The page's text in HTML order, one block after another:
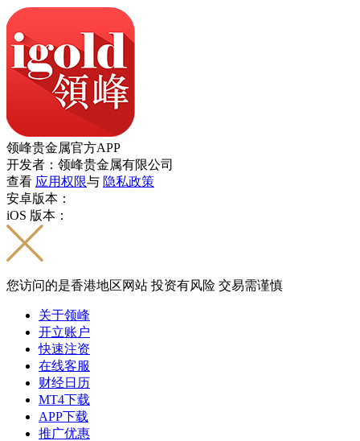
领峰贵金属官方APP
开发者：领峰贵金属有限公司
查看 应用权限与 隐私政策
安卓版本：
iOS 版本：
您访问的是香港地区网站 投资有风险 交易需谨慎
关于领峰
开立账户
快速注资
在线客服
财经日历
MT4下载
APP下载
推广优惠